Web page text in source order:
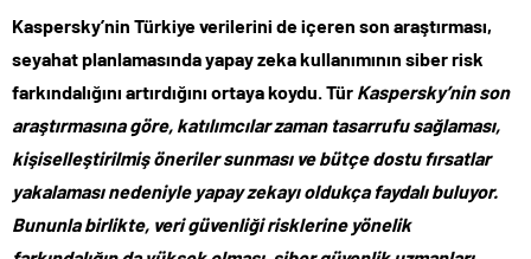
Kaspersky’nin Türkiye verilerini de içeren son araştırması,
seyahat planlamasında yapay zeka kullanımının siber risk
farkındalığını artırdığını ortaya koydu. Tür Kaspersky’nin son
araştırmasına göre, katılımcılar zaman tasarrufu sağlaması,
kişiselleştirilmiş öneriler sunması ve bütçe dostu fırsatlar
yakalaması nedeniyle yapay zekayı oldukça faydalı buluyor.
Bununla birlikte, veri güvenliği risklerine yönelik